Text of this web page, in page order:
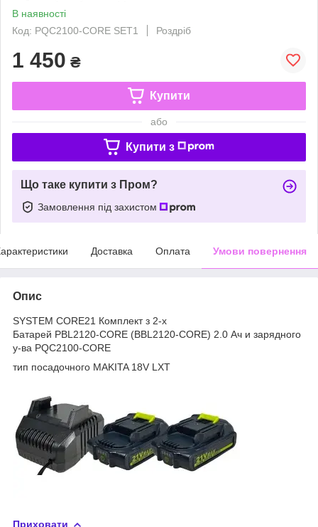
В наявності
Код: PQC2100-CORE SET1
Роздріб
1 450 ₴
Купити
або
Купити з
Що таке купити з Пром?
Замовлення під захистом
Доставка Оплата Умови повернення
Опис
SYSTEM CORE21 Комплект з 2-х
Батарей PBL2120-CORE (BBL2120-CORE) 2.0 Ач и зарядного
у-ва PQC2100-CORE
тип посадочного MAKITA 18V LXT
Приховати